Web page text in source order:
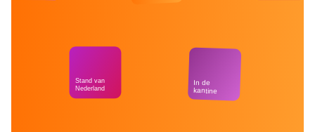
Stand van
Nederland
In de
kantine